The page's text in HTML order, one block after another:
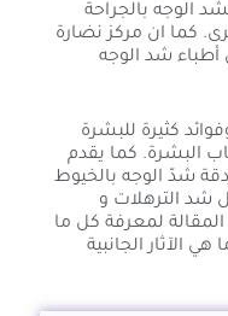
الوجه بالجراحة
كما ان مركز نضارة
أطباء شد الوجه
كثيرة للبشرة
البشرة. كما يقدم
شدّ الوجه بالخيوط
شد الترهلات و
لمعرفة كل ما
الآثار الجانبية